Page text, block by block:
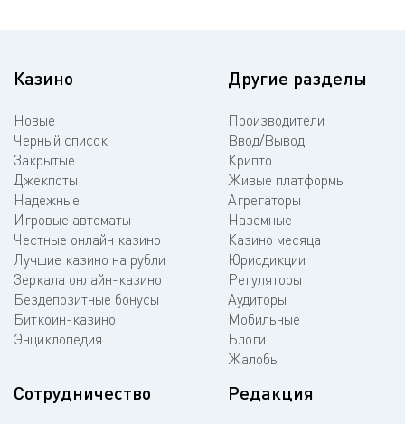
Казино
Новые
Черный список
Закрытые
Джекпоты
Надежные
Игровые автоматы
Честные онлайн казино
Лучшие казино на рубли
Зеркала онлайн-казино
Бездепозитные бонусы
Биткоин-казино
Энциклопедия
Другие разделы
Производители
Ввод/Вывод
Крипто
Живые платформы
Агрегаторы
Наземные
Казино месяца
Юрисдикции
Регуляторы
Аудиторы
Мобильные
Блоги
Жалобы
Сотрудничество Редакция